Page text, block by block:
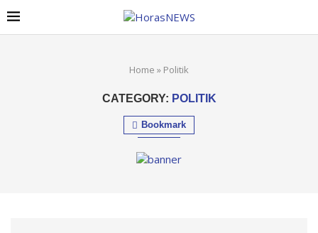
Home » Politik
CATEGORY: POLITIK
Bookmark